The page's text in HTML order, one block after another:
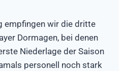
empfingen wir die dritte
Dormagen, bei denen
Niederlage der Saison
personell noch stark